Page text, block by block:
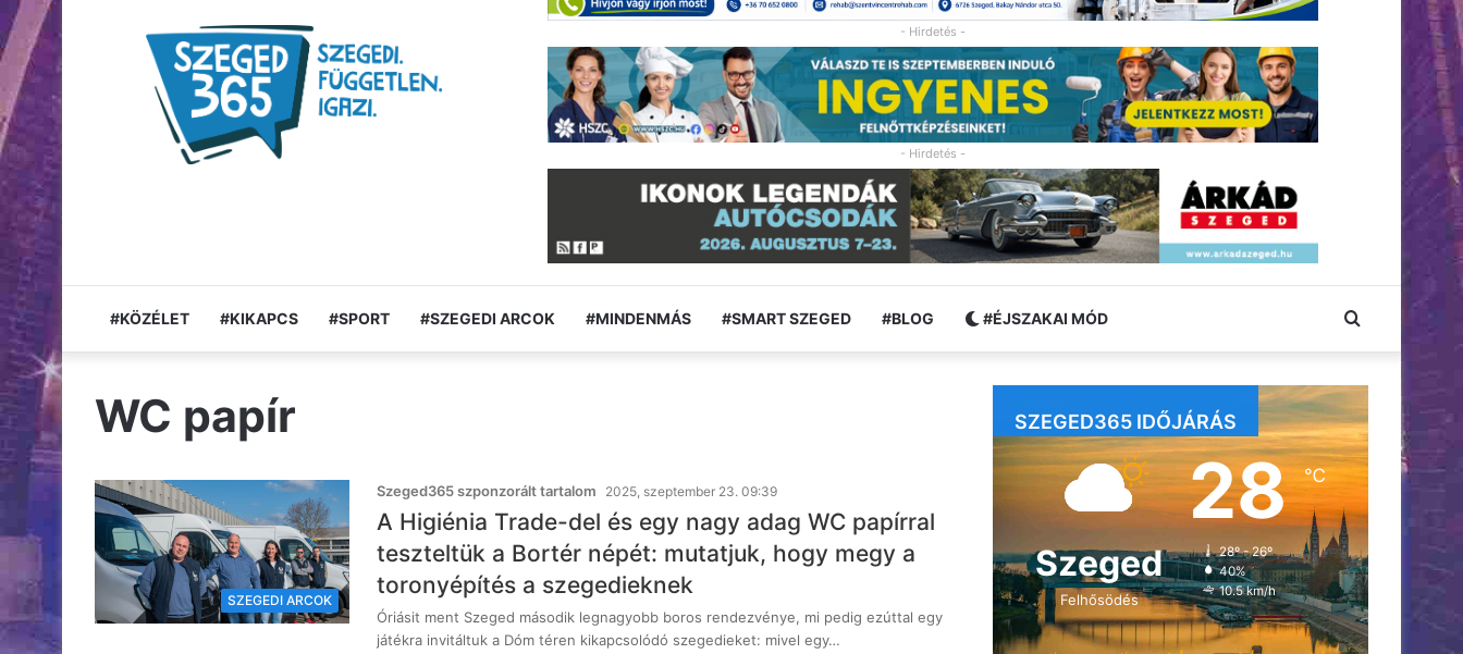
- Hirdetés -
- Hirdetés -
#KÖZÉLET #KIKAPCS #SPORT #SZEGEDI ARCOK #MINDENMÁS #SMART SZEGED #BLOG #ÉJSZAKAI MÓD Keresés:
WC papír
SZEGEDI ARCOK
Szeged365 szponzorált tartalom 2025, szeptember 23. 09:39
A Higiénia Trade-del és egy nagy adag WC papírral
teszteltük a Bortér népét: mutatjuk, hogy megy a
toronyépítés a szegedieknek
Óriásit ment Szeged második legnagyobb boros rendezvénye, mi pedig ezúttal egy
játékra invitáltuk a Dóm téren kikapcsolódó szegedieket: mivel egy…
SZEGED365 IDŐJÁRÁS
Szeged
Felhősödés
28℃
28º - 26º
40%
10.5 km/h